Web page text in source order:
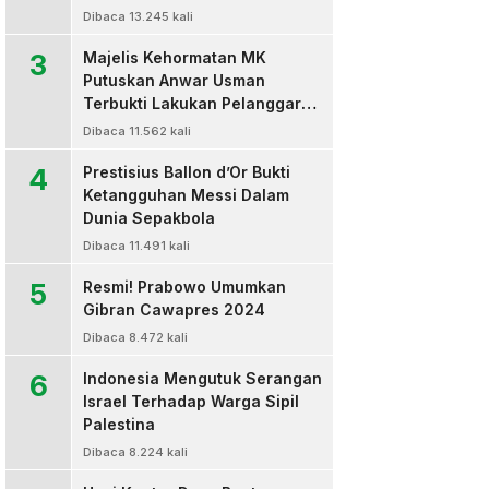
Dibaca 13.245 kali
3
Majelis Kehormatan MK
Putuskan Anwar Usman
Terbukti Lakukan Pelanggaran
Berat Kode Etik dan
Dibaca 11.562 kali
4
Prestisius Ballon d’Or Bukti
Ketangguhan Messi Dalam
Dunia Sepakbola
Dibaca 11.491 kali
5
Resmi! Prabowo Umumkan
Gibran Cawapres 2024
Dibaca 8.472 kali
6
Indonesia Mengutuk Serangan
Israel Terhadap Warga Sipil
Palestina
Dibaca 8.224 kali